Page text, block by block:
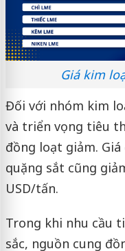
Giá kim
Đối với nhóm kim
và triển vọng tiêu
đồng loạt giảm. Giá
quặng sắt cũng
USD/tấn.
Trong khi nhu cầu
sắc, nguồn cung